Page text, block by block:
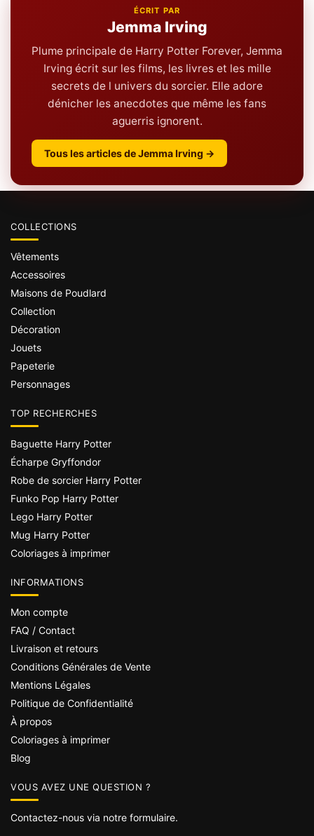
ÉCRIT PAR
Jemma Irving
Plume principale de Harry Potter Forever, Jemma
Irving écrit sur les films, les livres et les mille
secrets de l univers du sorcier. Elle adore
dénicher les anecdotes que même les fans
aguerris ignorent.
Tous les articles de Jemma Irving →
COLLECTIONS
Vêtements
Accessoires
Maisons de Poudlard
Collection
Décoration
Jouets
Papeterie
Personnages
TOP RECHERCHES
Baguette Harry Potter
Écharpe Gryffondor
Robe de sorcier Harry Potter
Funko Pop Harry Potter
Lego Harry Potter
Mug Harry Potter
Coloriages à imprimer
INFORMATIONS
Mon compte
FAQ / Contact
Livraison et retours
Conditions Générales de Vente
Mentions Légales
Politique de Confidentialité
À propos
Coloriages à imprimer
Blog
VOUS AVEZ UNE QUESTION ?
Contactez-nous via notre formulaire.